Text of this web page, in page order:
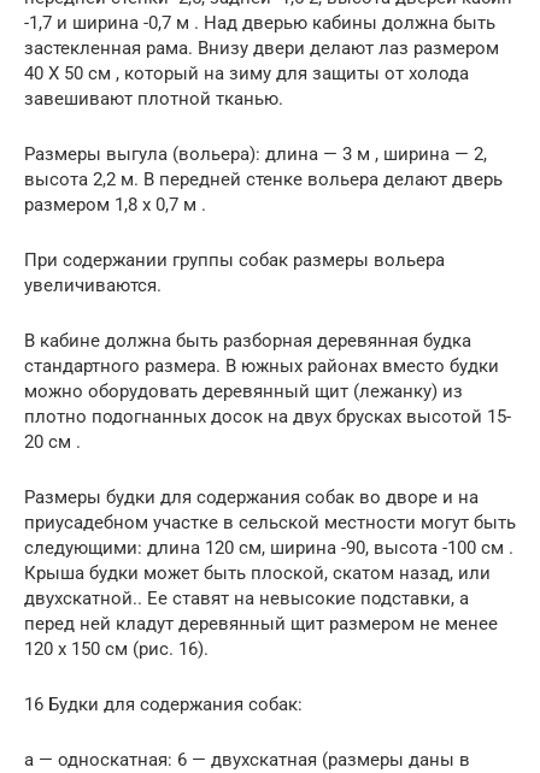
-1,7 и шири­на -0,7 м . Над дверью кабины должна быть
застекленная рама. Внизу двери делают лаз размером
40 Х 50 см , который на зиму для защиты от холода
завешивают плотной тканью.
Размеры выгула (вольера): длина — 3 м , ширина — 2,
высота ­2,2 м. В передней стенке вольера делают дверь
размером 1,8 х 0,7 м .
При содержании группы собак размеры вольера
увеличиваются.
В кабине должна быть разборная деревянная будка
стандарт­ного размера. В южных районах вместо будки
можно оборудо­вать деревянный щит (лежанку) из
плотно подогнанных досок на двух брусках высотой 15-
20 см .
Размеры будки для содержания собак во дворе и на
приусадеб­ном участке в сельской местности могут быть
следующими: длина ­120 см, ширина -90, высота -100 см .
Крыша будки может быть плоской, скатом назад, или
двухскатной.. Ее ставят на невысокие подставки, а
перед ней кладут деревянный щит размером не менее
120 х 150 см (рис. 16).
16 Будки для содержания собак:
а — односкатная: 6 — двухскатная (размеры даны в